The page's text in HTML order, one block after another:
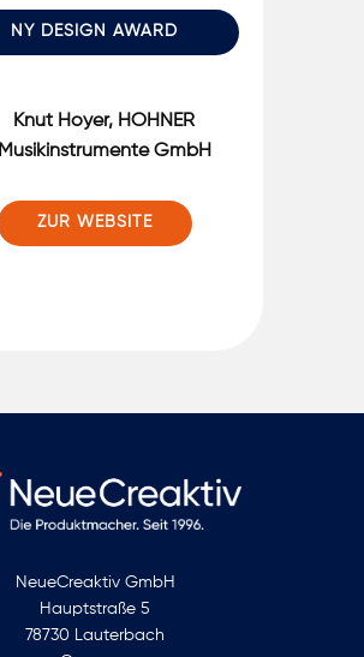
NY DESIGN AWARD
Knut Hoyer, HOHNER
Musikinstrumente GmbH
ZUR WEBSITE
NeueCreaktiv GmbH
Hauptstraße 5
78730 Lauterbach